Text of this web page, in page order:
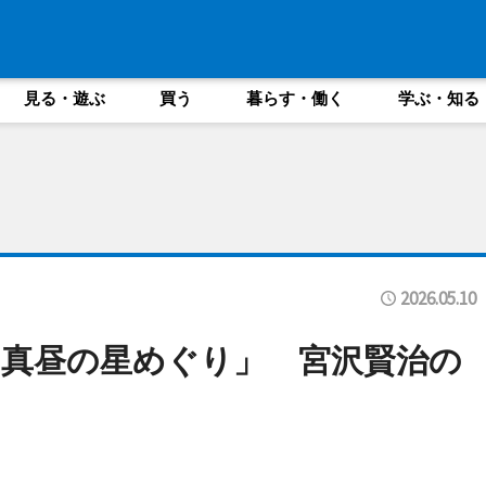
見る・遊ぶ 買う 暮らす・働く 学ぶ・知る
2026.05.10
昼の星めぐり」 宮沢賢治の